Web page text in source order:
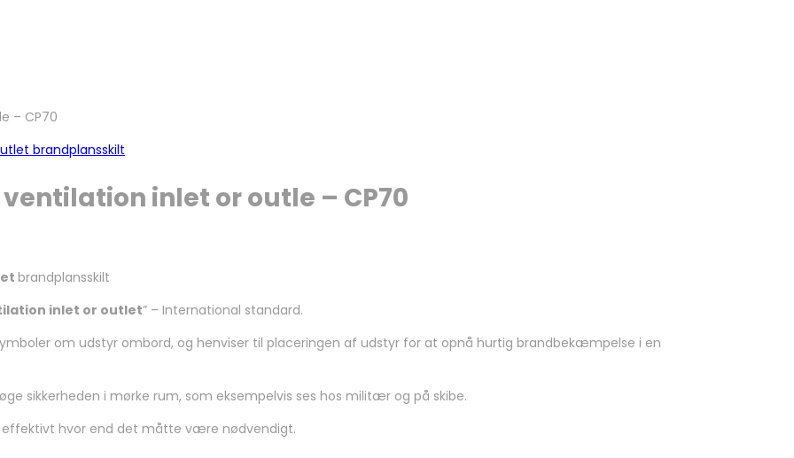
– CP70
inlet or outle – CP70
brandplansskilt
inlet or outlet” – International standard.
om udstyr ombord, og henviser til placeringen af udstyr for at opnå hurtig brandbekæmpelse i en
sikkerheden i mørke rum, som eksempelvis ses hos militær og på skibe.
effektivt hvor end det måtte være nødvendigt.